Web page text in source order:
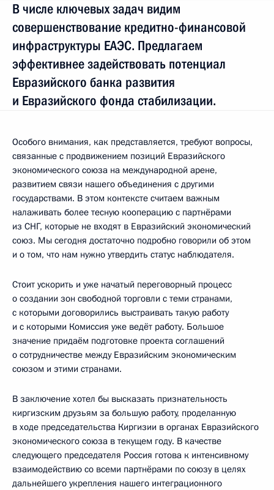
В числе ключевых задач видим
совершенствование кредитно-финансовой
инфраструктуры ЕАЭС. Предлагаем
эффективнее задействовать потенциал
Евразийского банка развития
и Евразийского фонда стабилизации.
Особого внимания, как представляется, требуют вопросы,
связанные с продвижением позиций Евразийского
экономического союза на международной арене,
развитием связи нашего объединения с другими
государствами. В этом контексте считаем важным
налаживать более тесную кооперацию с партнёрами
из СНГ, которые не входят в Евразийский экономический
союз. Мы сегодня достаточно подробно говорили об этом
и о том, что нам нужно утвердить статус наблюдателя.
Стоит ускорить и уже начатый переговорный процесс
о создании зон свободной торговли с теми странами,
с которыми договорились выстраивать такую работу
и с которыми Комиссия уже ведёт работу. Большое
значение придаём подготовке проекта соглашений
о сотрудничестве между Евразийским экономическим
союзом и этими странами.
В заключение хотел бы высказать признательность
киргизским друзьям за большую работу, проделанную
в ходе председательства Киргизии в органах Евразийского
экономического союза в текущем году. В качестве
следующего председателя Россия готова к интенсивному
взаимодействию со всеми партнёрами по союзу в целях
дальнейшего укрепления нашего интеграционного